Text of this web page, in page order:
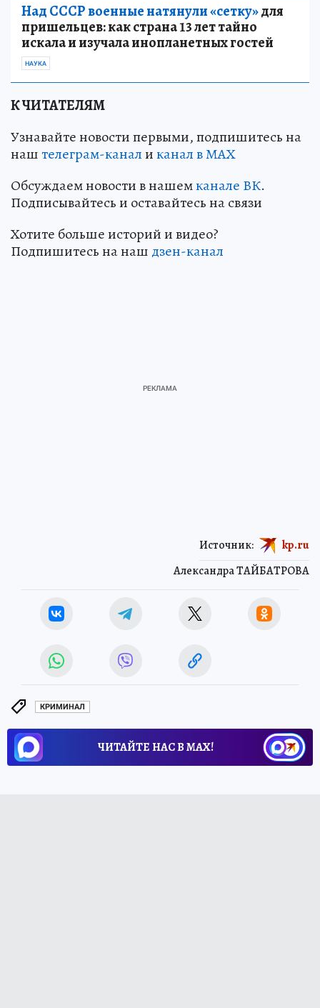
Над СССР военные натянули «сетку»для
пришельцев: как страна 13 лет тайно
искала и изучала инопланетных гостей
НАУКА
К ЧИТАТЕЛЯМ
Узнавайте новости первыми, подпишитесь на
наштелеграм-каналиканал в МАХ
Обсуждаем новости в нашемканале ВК.
Подписывайтесь и оставайтесь на связи
Хотите больше историй и видео?
Подпишитесь на наш дзен-канал
Александра ТАЙБАТРОВА
Источник: kp.ru
КРИМИНАЛ
ЧИТАЙТЕ НАС В МАХ!